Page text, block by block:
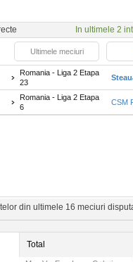
In ultimele 2
Ultimele meciuri
Romania - Liga 2 Etapa
23
Romania - Liga 2 Etapa
6
CSM
din ultimele 16 meciuri
Total